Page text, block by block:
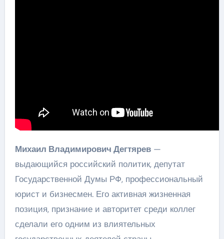
Михаил Владимирович Дегтярев—
выдающийся российский политик, депутат
Государственной Думы РФ, профессиональный
юрист и бизнесмен. Его активная жизненная
позиция, признание и авторитет среди коллег
сделали его одним из влиятельных